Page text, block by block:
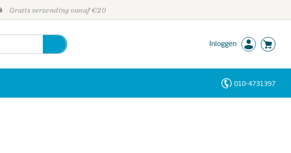
Gratis verzending vanaf €20
Inloggen
010-4731397
Personen